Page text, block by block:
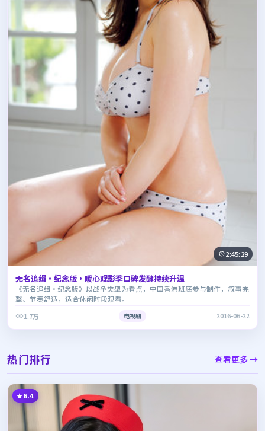
2:45:29
无名追缉·纪念版·暖心观影季口碑发酵持续升温
《无名追缉·纪念版》以战争类型为看点，中国香港班底参与制作，叙事完
整、节奏舒适，适合休闲时段观看。
1.7万
电视剧 2016-06-22
热门排行 查看更多 →
6.4